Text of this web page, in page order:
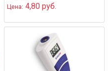
Цена: 4,80 руб.